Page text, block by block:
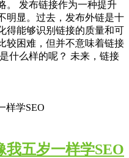
。 发布链接作为一种提升
明显。过去，发布外链是十
得能够识别链接的质量和可
较困难，但并不意味着链接
什么样的呢？ 未来，链接
我五岁一样学SEO